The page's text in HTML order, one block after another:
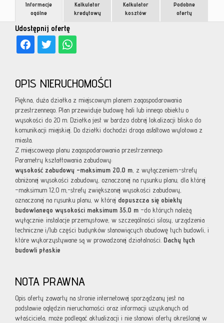
Udostępnij ofertę
Informacje
ogólne
Kalkulator
kredytowy
Kalkulator
kosztów
Podobne
oferty
OPIS NIERUCHOMOŚCI
Piękna, duża działka z miejscowym planem zagospodarowania
przestrzennego. Plan przewiduje budowę hali lub innego obiektu o
wysokości do 20 m. Działka jest w bardzo dobrej lokalizacji blisko do
komunikacji miejskiej. Do działki dochodzi droga asfaltowa wylotowa z
miasta.
Z miejscowego planu zagospodarowania przestrzennego:
Parametry kształtowania zabudowy:
wysokość zabudowy –maksimum 20,0 m, z wyłączeniem:-strefy
obniżonej wysokości zabudowy, oznaczonej na rysunku planu, dla której
–maksimum 12,0 m,-strefy zwiększonej wysokości zabudowy,
oznaczonej na rysunku planu, w której dopuszcza się obiekty
budowlanego wysokości maksimum 35,0 m –do których należą
wyłącznie: instalacje przemysłowe, w szczególności silosy, urządzenia
techniczne i/lub części budynków stanowiących obudowę tych budowli, i
które wykorzystywane są w prowadzonej działalności. Dachy tych
budowli płaskie
NOTA PRAWNA
Opis oferty zawarty na stronie internetowej sporządzany jest na
podstawie oględzin nieruchomości oraz informacji uzyskanych od
właściciela, może podlegać aktualizacji i nie stanowi oferty określonej w